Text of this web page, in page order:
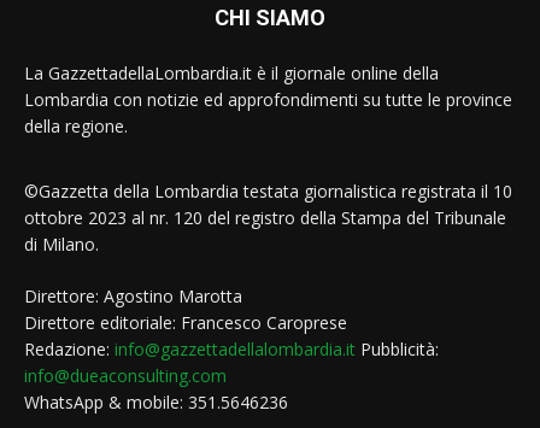
CHI SIAMO
La GazzettadellaLombardia.it è il giornale online della
Lombardia con notizie ed approfondimenti su tutte le province
della regione.
©Gazzetta della Lombardia testata giornalistica registrata il 10
ottobre 2023 al nr. 120 del registro della Stampa del Tribunale
di Milano.
Direttore: Agostino Marotta
Direttore editoriale: Francesco Caroprese
Redazione: info@gazzettadellalombardia.it Pubblicità:
info@dueaconsulting.com
WhatsApp & mobile: 351.5646236